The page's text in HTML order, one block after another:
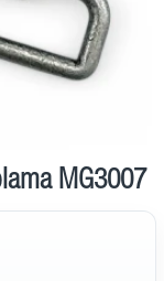
MG3007